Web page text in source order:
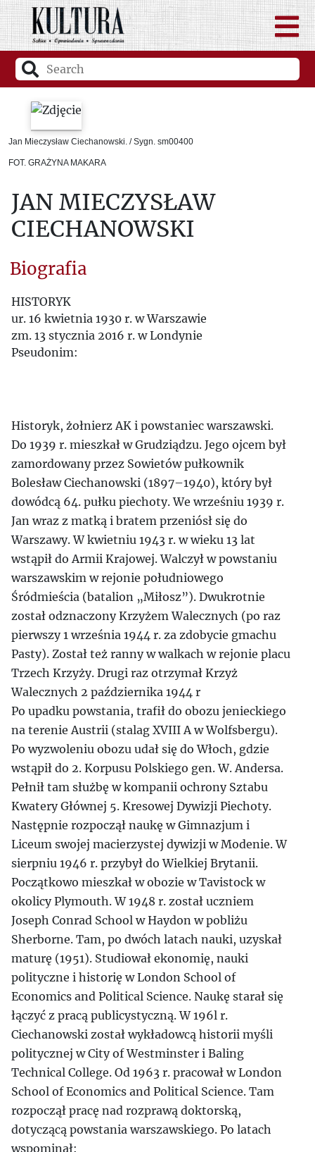
Jan Mieczysław Ciechanowski. / Sygn. sm00400
FOT. GRAŻYNA MAKARA
JAN MIECZYSŁAW
CIECHANOWSKI
Biografia
HISTORYK
ur. 16 kwietnia 1930 r. w Warszawie
zm. 13 stycznia 2016 r. w Londynie
Pseudonim:
Historyk, żołnierz AK i powstaniec warszawski.
Do 1939 r. mieszkał w Grudziądzu. Jego ojcem był
zamordowany przez Sowietów pułkownik
Bolesław Ciechanowski (1897–1940), który był
dowódcą 64. pułku piechoty. We wrześniu 1939 r.
Jan wraz z matką i bratem przeniósł się do
Warszawy. W kwietniu 1943 r. w wieku 13 lat
wstąpił do Armii Krajowej. Walczył w powstaniu
warszawskim w rejonie południowego
Śródmieścia (batalion „Miłosz”). Dwukrotnie
został odznaczony Krzyżem Walecznych (po raz
pierwszy 1 września 1944 r. za zdobycie gmachu
Pasty). Został też ranny w walkach w rejonie placu
Trzech Krzyży. Drugi raz otrzymał Krzyż
Walecznych 2 października 1944 r
Po upadku powstania, trafił do obozu jenieckiego
na terenie Austrii (stalag XVIII A w Wolfsbergu).
Po wyzwoleniu obozu udał się do Włoch, gdzie
wstąpił do 2. Korpusu Polskiego gen. W. Andersa.
Pełnił tam służbę w kompanii ochrony Sztabu
Kwatery Głównej 5. Kresowej Dywizji Piechoty.
Następnie rozpoczął naukę w Gimnazjum i
Liceum swojej macierzystej dywizji w Modenie. W
sierpniu 1946 r. przybył do Wielkiej Brytanii.
Początkowo mieszkał w obozie w Tavistock w
okolicy Plymouth. W 1948 r. został uczniem
Joseph Conrad School w Haydon w pobliżu
Sherborne. Tam, po dwóch latach nauki, uzyskał
maturę (1951). Studiował ekonomię, nauki
polityczne i historię w London School of
Economics and Political Science. Naukę starał się
łączyć z pracą publicystyczną. W 196l r.
Ciechanowski został wykładowcą historii myśli
politycznej w City of Westminster i Baling
Technical College. Od 1963 r. pracował w London
School of Economics and Political Science. Tam
rozpoczął pracę nad rozprawą doktorską,
dotyczącą powstania warszawskiego. Po latach
wspominał: